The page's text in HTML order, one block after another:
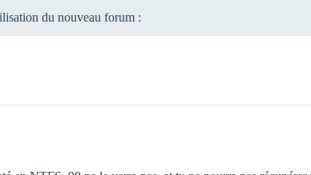
du nouveau forum :